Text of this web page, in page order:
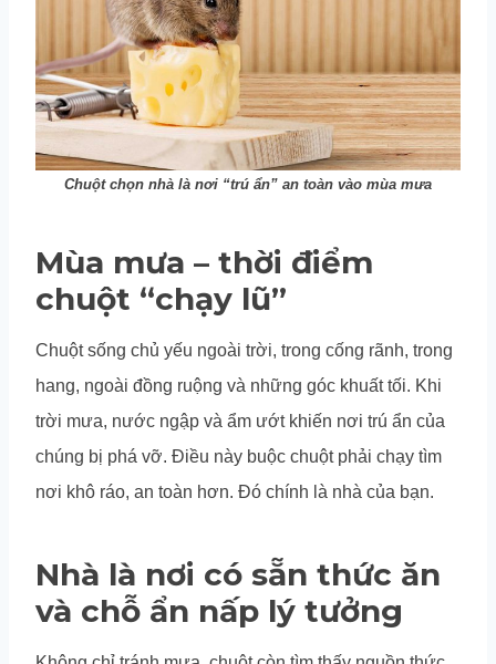
Chuột chọn nhà là nơi “trú ẩn” an toàn vào mùa mưa
Mùa mưa – thời điểm
chuột “chạy lũ”
Chuột sống chủ yếu ngoài trời, trong cống rãnh, trong
hang, ngoài đồng ruộng và những góc khuất tối. Khi
trời mưa, nước ngập và ẩm ướt khiến nơi trú ẩn của
chúng bị phá vỡ. Điều này buộc chuột phải chạy tìm
nơi khô ráo, an toàn hơn. Đó chính là nhà của bạn.
Nhà là nơi có sẵn thức ăn
và chỗ ẩn nấp lý tưởng